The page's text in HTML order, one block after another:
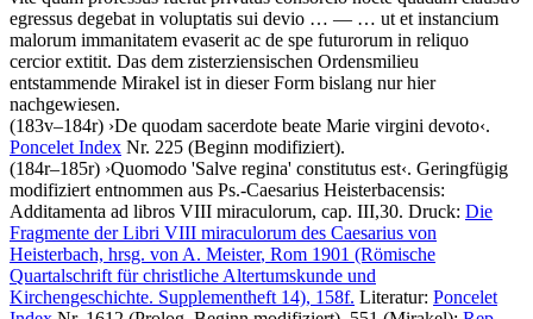
egressus degebat in voluptatis sui devio … — … ut et instancium
malorum immanitatem evaserit ac de spe futurorum in reliquo
cercior extitit. Das dem zisterziensischen Ordensmilieu
entstammende Mirakel ist in dieser Form bislang nur hier
nachgewiesen.
(183v–184r) ›De quodam sacerdote beate Marie virgini devoto‹.
Poncelet Index Nr. 225 (Beginn modifiziert).
(184r–185r) ›Quomodo 'Salve regina' constitutus est‹. Geringfügig
modifiziert entnommen aus Ps.-Caesarius Heisterbacensis:
Additamenta ad libros VIII miraculorum, cap. III,30. Druck: Die
Fragmente der Libri VIII miraculorum des Caesarius von
Heisterbach, hrsg. von A. Meister, Rom 1901 (Römische
Quartalschrift für christliche Altertumskunde und
Kirchengeschichte. Supplementheft 14), 158f. Literatur: Poncelet